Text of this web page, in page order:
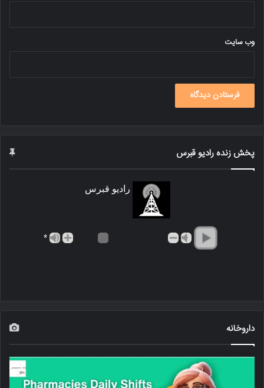
وب‌ سایت
پخش زنده رادیو قبرس
رادیو قبرس
*
داروخانه